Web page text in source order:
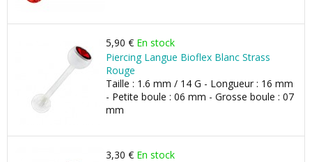
5,90 € En stock
Piercing Langue Bioflex Blanc Strass
Rouge
Taille : 1.6 mm / 14 G - Longueur : 16 mm
- Petite boule : 06 mm - Grosse boule : 07
mm
3,30 € En stock